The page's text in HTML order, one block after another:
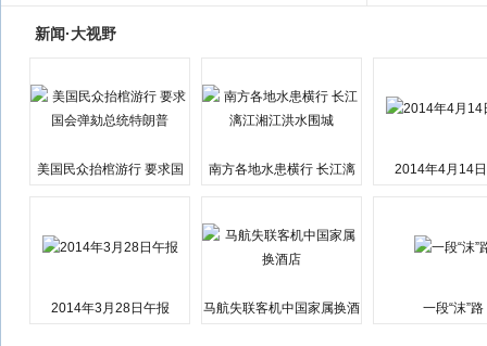
新闻·大视野
美国民众抬棺游行 要求国
南方各地水患横行 长江漓
2014年4月14
2014年3月28日午报
马航失联客机中国家属换酒
一段“沫”路